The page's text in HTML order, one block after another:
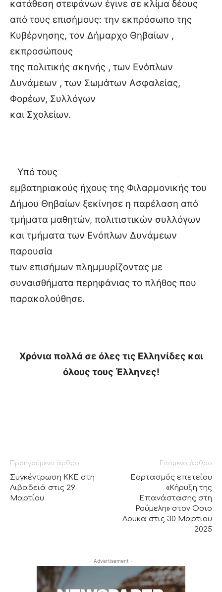
κατάθεση στεφάνων έγινε σε κλίμα δέους
από τους επισήμους: την εκπρόσωπο της
Κυβέρνησης, τον Δήμαρχο Θηβαίων ,
εκπροσώπους
της πολιτικής σκηνής , των Ενόπλων
Δυνάμεων , των Σωμάτων Ασφαλείας,
Φορέων, Συλλόγων
και Σχολείων.
Υπό τους
εμβατηριακούς ήχους της Φιλαρμονικής του
Δήμου Θηβαίων ξεκίνησε η παρέλαση από
τμήματα μαθητών, πολιτιστικών συλλόγων
και τμήματα των Ενόπλων Δυνάμεων
παρουσία
των επισήμων πλημμυρίζοντας με
συναισθήματα περηφάνιας το πλήθος που
παρακολούθησε.
Χρόνια πολλά σε όλες τις Ελληνίδες και
όλους τους Έλληνες!
Προηγούμενο άρθρο
Συγκέντρωση ΚΚΕ στη
Λιβαδειά στις 29
Μαρτίου
Επόμενο άρθρο
Εορτασμός επετείου
«Κήρυξη της
Επανάστασης στη
Ρούμελη» στον Οσιο
Λουκα στις 30 Μαρτιου
2025
- Advertisement -